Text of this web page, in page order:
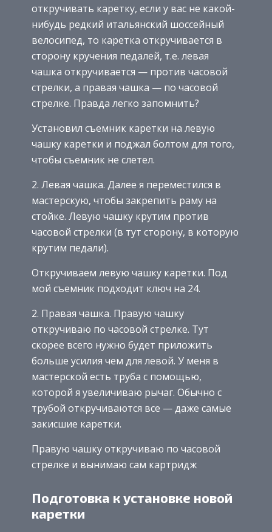
откручивать каретку, если у вас не какой-
нибудь редкий итальянский шоссейный
велосипед, то каретка откручивается в
сторону кручения педалей, т.е. левая
чашка откручивается — против часовой
стрелки, а правая чашка — по часовой
стрелке. Правда легко запомнить?
Установил съемник каретки на левую
чашку каретки и поджал болтом для того,
чтобы съемник не слетел.
2. Левая чашка. Далее я переместился в
мастерскую, чтобы закрепить раму на
стойке. Левую чашку крутим против
часовой стрелки (в тут сторону, в которую
крутим педали).
Откручиваем левую чашку каретки. Под
мой съемник подходит ключ на 24.
2. Правая чашка. Правую чашку
откручиваю по часовой стрелке. Тут
скорее всего нужно будет приложить
больше усилия чем для левой. У меня в
мастерской есть труба с помощью,
которой я увеличиваю рычаг. Обычно с
трубой откручиваются все — даже самые
закисшие каретки.
Правую чашку откручиваю по часовой
стрелке и вынимаю сам картридж
Подготовка к установке новой
каретки